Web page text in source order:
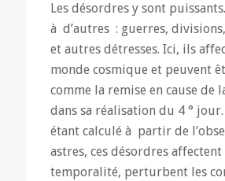
Les désordres y sont
à d’autres : guerres,
et autres détresses. Ici, ils
monde cosmique et peuvent
comme la remise en cause de
dans sa réalisation du 4 °
étant calculé à partir de
astres, ces désordres affectent
temporalité, perturbent les